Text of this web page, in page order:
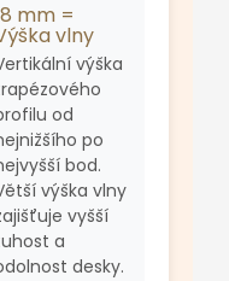
mm =
vlny
výška
od
po
bod.
výška vlny
vyšší
a
desky.